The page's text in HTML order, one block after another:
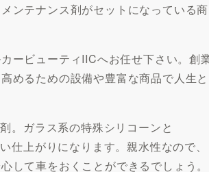
ンテナンス剤がセットになっている商
ービューティIICへお任せ下さい。創
めるための設備や豊富な商品で人生と
。ガラス系の特殊シリコーンと
上がりになります。親水性なので、
して車をおくことができるでしょう。